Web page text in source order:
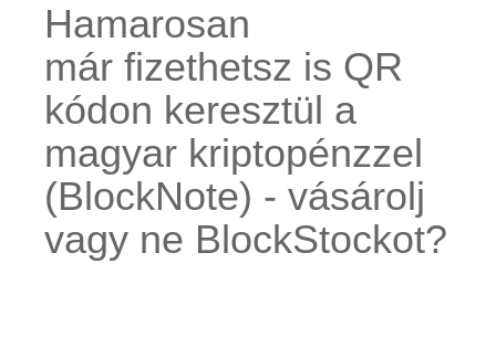
Hamarosan
már fizethetsz is QR
kódon keresztül a
magyar kriptopénzzel
(BlockNote) - vásárolj
vagy ne BlockStockot?